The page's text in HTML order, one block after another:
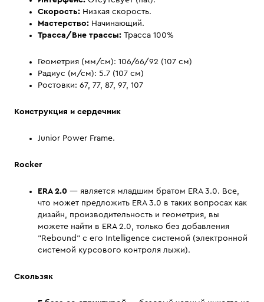
Скорость: Низкая скорость.
Мастерство: Начинающий.
Трасса/Вне трассы: Трасса 100%
Геометрия (мм/см): 106/66/92 (107 см)
Радиус (м/см): 5.7 (107 см)
Ростовки: 67, 77, 87, 97, 107
Конструкция и сердечник
Junior Power Frame.
Rocker
ERA 2.0 — является младшим братом ERA 3.0. Все,
что может предложить ERA 3.0 в таких вопросах как
дизайн, производительность и геометрия, вы
можете найти в ERA 2.0, только без добавления
"Rebound" с его Intelligence системой (электронной
системой курсового контроля лыжи).
Скользяк